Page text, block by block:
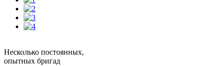
Несколько постоянных,
опытных бригад